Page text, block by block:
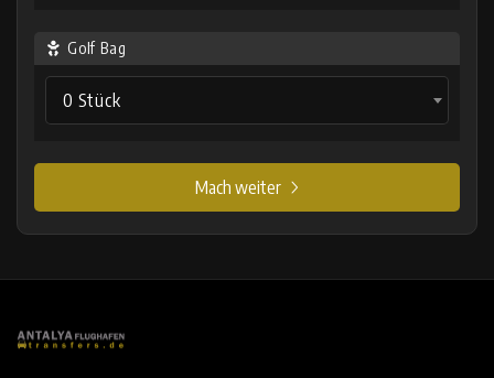
Golf Bag
0 Stück
Mach weiter